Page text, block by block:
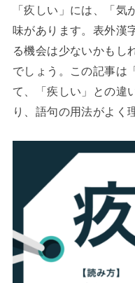
「疚しい」には、「
味があります。表外漢
る機会は少ないかもし
でしょう。この記事は
て、「疾しい」との違
り、語句の用法がよく